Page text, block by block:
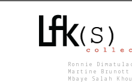
Ronnie
Martine Brunott
Mbaye Salah